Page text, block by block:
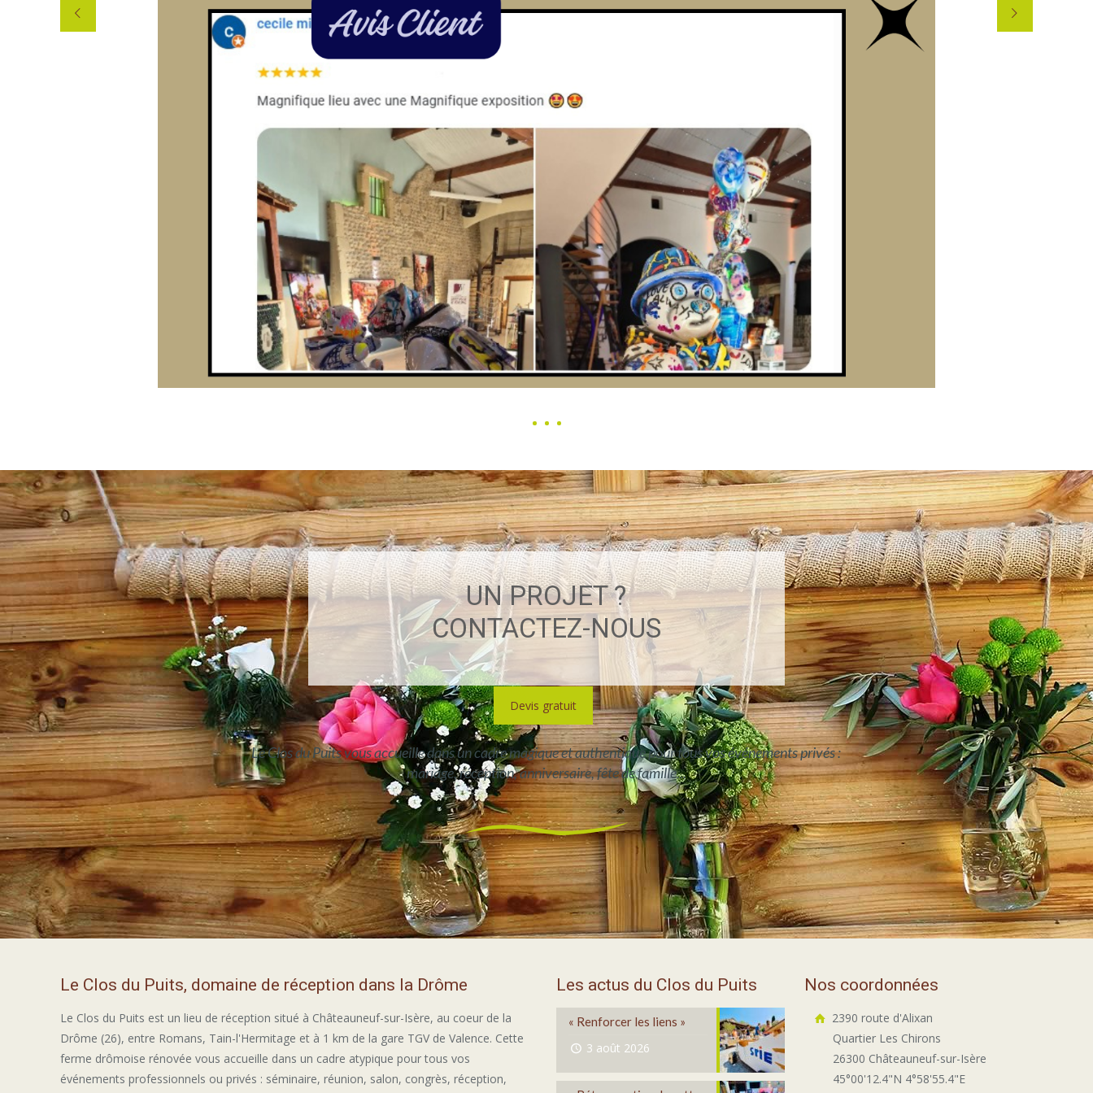
UN PROJET ?
CONTACTEZ-NOUS
Devis gratuit
Le Clos du Puits vous accueille dans un cadre magique et authentique pour tous vos événements privés :
mariage, réception, anniversaire, fête de famille...
Le Clos du Puits, domaine de réception dans la Drôme
Le Clos du Puits est un lieu de réception situé à Châteauneuf-sur-Isère, au coeur de la
Drôme (26), entre Romans, Tain-l'Hermitage et à 1 km de la gare TGV de Valence. Cette
ferme drômoise rénovée vous accueille dans un cadre atypique pour tous vos
événements professionnels ou privés : séminaire, réunion, salon, congrès, réception,
Les actus du Clos du Puits
« Renforcer les liens »
3 août 2026
Nos coordonnées
2390 route d'Alixan
Quartier Les Chirons
26300 Châteauneuf-sur-Isère
45°00'12.4"N 4°58'55.4"E